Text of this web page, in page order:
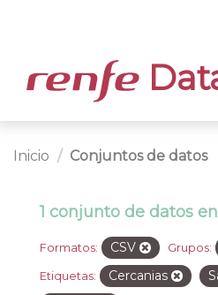
Inicio Conjuntos de datos
1 conjunto de datos
Formatos: CSV Grupos:
Etiquetas: Cercanias